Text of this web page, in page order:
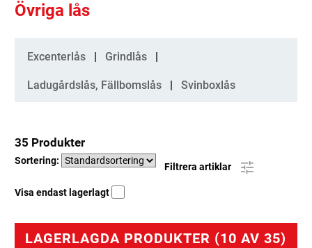
Övriga lås
Kategorier
Excenterlås Grindlås
Ladugårdslås, Fällbomslås Svinboxlås
35 Produkter
Sortering:
Filtrera artiklar
Visa endast lagerlagt
LAGERLAGDA PRODUKTER (10 AV 35)